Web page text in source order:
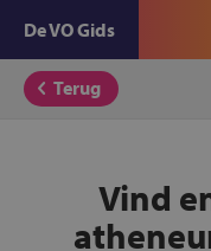
De VO Gids
Terug
Vind